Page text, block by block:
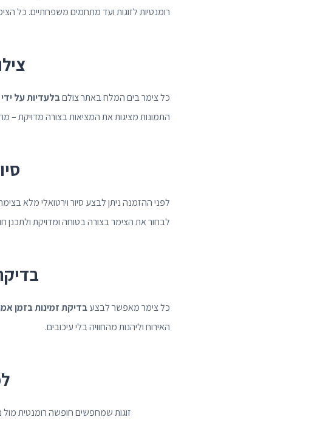
רומנטיות לזוגות ועד מתחמים משפחתיים. כל
כל צימר בים המלח באתר צולםבלעדיות על
התמונות מציגות את המציאות בצורה מדויקת –
לפני ההזמנה ניתן לבצע סיור וירטואלי מלא
לבחור את הצימר בצורה בטוחה ומדויקת ולתכנן
כל צימר מאפשר לבצעבדיקת זמינות בזמן
האירוח וליהנות מהחוויה בלי עיכובים.
זוגות שמחפשים חופשה רומנטית מול